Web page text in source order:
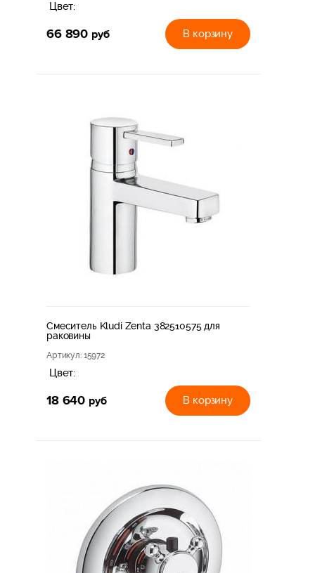
Цвет:
66 890 руб В корзину
Смеситель Kludi Zenta 382510575 для
раковины
Артикул: 15972
Цвет:
18 640 руб В корзину